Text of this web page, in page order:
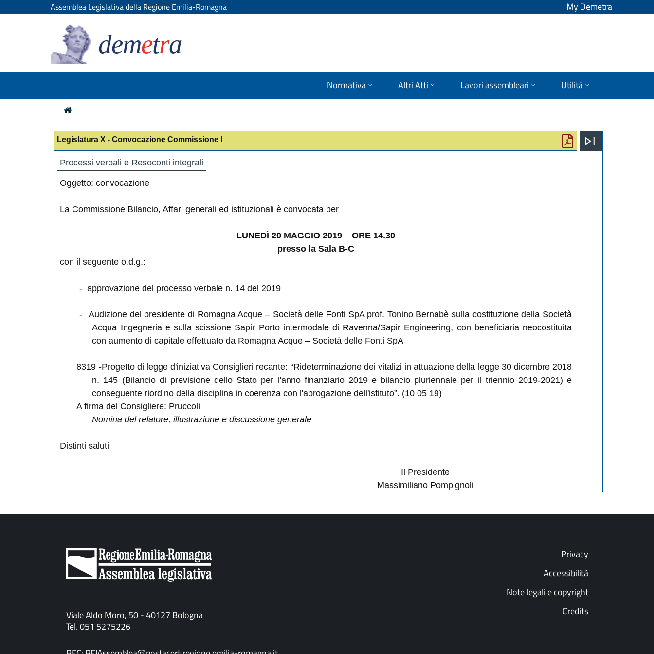
Assemblea Legislativa della Regione Emilia-Romagna My Demetra
demetra
Normativa Altri Atti Lavori assembleari Utilità
Legislatura X - Convocazione Commissione I
Processi verbali e Resoconti integrali
Oggetto: convocazione
La Commissione Bilancio, Affari generali ed istituzionali è convocata per
LUNEDÌ 20 MAGGIO 2019 – ORE 14.30
presso la Sala B-C
con il seguente o.d.g.:
- approvazione del processo verbale n. 14 del 2019
- Audizionedel presidente di Romagna Acque – Società delle Fonti SpA prof. Tonino Bernabè sulla costituzione della Società
Acqua Ingegneria e sulla scissione Sapir Porto intermodale di Ravenna/Sapir Engineering, con beneficiaria neocostituita
con aumento di capitale effettuato da Romagna Acque – Società delle Fonti SpA
8319 -Progetto di legge d'iniziativa Consiglieri recante: “Rideterminazione dei vitalizi in attuazione della legge 30 dicembre 2018
n. 145 (Bilancio di previsione dello Stato per l'anno finanziario 2019 e bilancio pluriennale per il triennio 2019-2021) e
conseguente riordino della disciplina in coerenza con l'abrogazione dell'istituto”. (10 05 19)
A firma del Consigliere: Pruccoli
Nomina del relatore, illustrazione e discussione generale
Distinti saluti
Il Presidente
Massimiliano Pompignoli
Viale Aldo Moro, 50 - 40127 Bologna
Tel. 051 5275226
Privacy
Accessibilità
Note legali e copyright
Credits